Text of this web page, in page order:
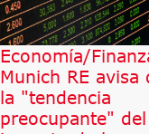
Economía/
Munich RE avisa
la "tendencia
preocupante" del